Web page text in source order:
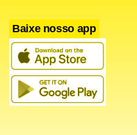
Baixe nosso app